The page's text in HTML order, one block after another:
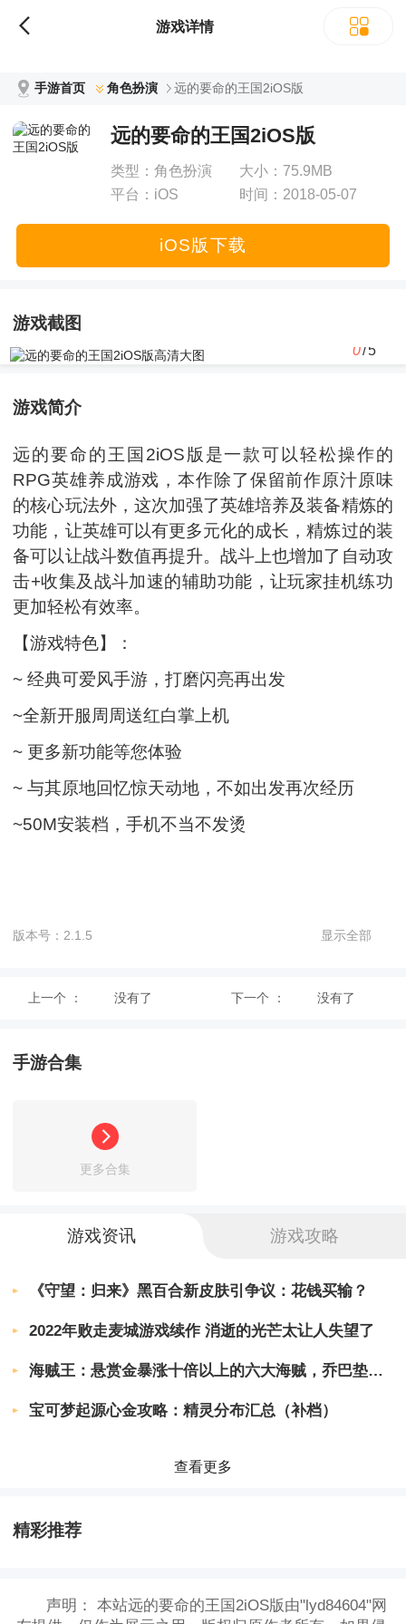
游戏详情
手游首页 角色扮演 远的要命的王国2iOS版
远的要命的王国2iOS版
类型： 角色扮演 大小： 75.9MB
平台： iOS 时间： 2018-05-07
iOS版下载
游戏截图
0/5
游戏简介
远的要命的王国2iOS版是一款可以轻松操作的
RPG英雄养成游戏，本作除了保留前作原汁原味
的核心玩法外，这次加强了英雄培养及装备精炼的
功能，让英雄可以有更多元化的成长，精炼过的装
备可以让战斗数值再提升。战斗上也增加了自动攻
击+收集及战斗加速的辅助功能，让玩家挂机练功
更加轻松有效率。
【游戏特色】：
~ 经典可爱风手游，打磨闪亮再出发
~全新开服周周送红白掌上机
~ 更多新功能等您体验
~ 与其原地回忆惊天动地，不如出发再次经历
~50M安装档，手机不当不发烫
版本号：2.1.5 显示全部
上一个 ： 没有了 下一个 ： 没有了
手游合集
更多合集
游戏资讯 游戏攻略
《守望：归来》黑百合新皮肤引争议：花钱买输？
2022年败走麦城游戏续作 消逝的光芒太让人失望了
海贼王：悬赏金暴涨十倍以上的六大海贼，乔巴垫底，巴基只能第2
宝可梦起源心金攻略：精灵分布汇总（补档）
查看更多
精彩推荐
声明：
本站远的要命的王国2iOS版由"lyd84604"网